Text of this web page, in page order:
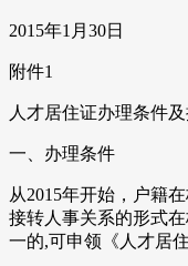
2015年1月30日
附件1
人才居住证办理条件
一、办理条件
从2015年开始，户籍
接转人事关系的形式
一的,可申领《人才居住